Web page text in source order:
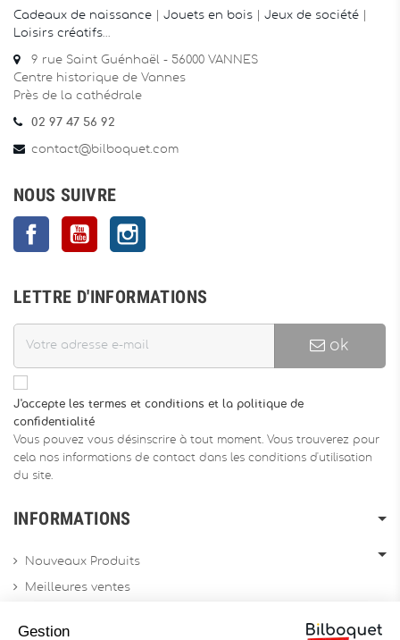
Cadeaux de naissance Jouets en bois Jeux de société
Loisirs créatifs
9 rue Saint Guénhaël - 56000 VANNES
Centre historique de Vannes
Près de la cathédrale
02 97 47 56 92
contact@bilboquet.com
NOUS SUIVRE
FacebookYouTube
LETTRE D'INFORMATIONS
ok
J'accepte les termes et conditions et la politique de
confidentialité
Vous pouvez vous désinscrire à tout moment. Vous trouverez pour
cela nos informations de contact dans les conditions d'utilisation
du site.
INFORMATIONS
Nouveaux Produits
Meilleures ventes
Gestion